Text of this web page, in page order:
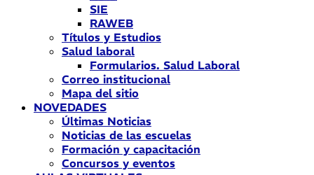
SIE
RAWEB
Títulos y Estudios
Salud laboral
Formularios. Salud Laboral
Correo institucional
Mapa del sitio
NOVEDADES
Últimas Noticias
Noticias de las escuelas
Formación y capacitación
Concursos y eventos